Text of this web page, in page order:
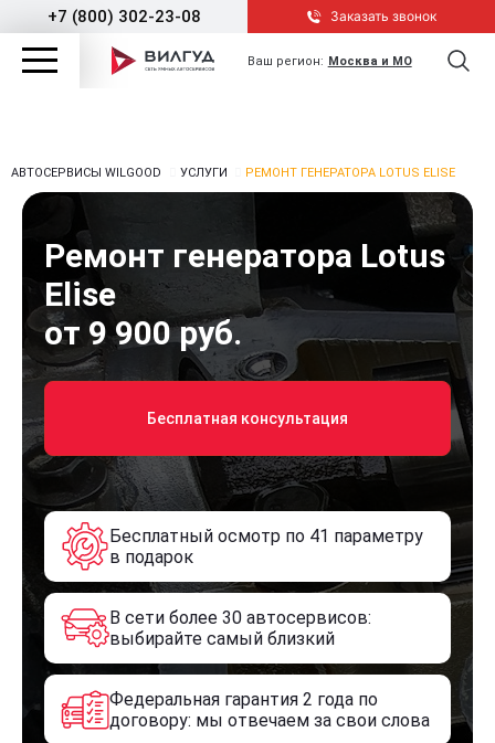
+7 (800) 302-23-08 Заказать звонок
Ваш регион: Москва и МО
АВТОСЕРВИСЫ WILGOOD УСЛУГИ РЕМОНТ ГЕНЕРАТОРА LOTUS ELISE
Ремонт генератора Lotus
Elise
от 9 900 руб.
Бесплатная консультация
Бесплатный осмотр по 41 параметру
в подарок
В сети более 30 автосервисов:
выбирайте самый близкий
Федеральная гарантия 2 года по
договору: мы отвечаем за свои слова